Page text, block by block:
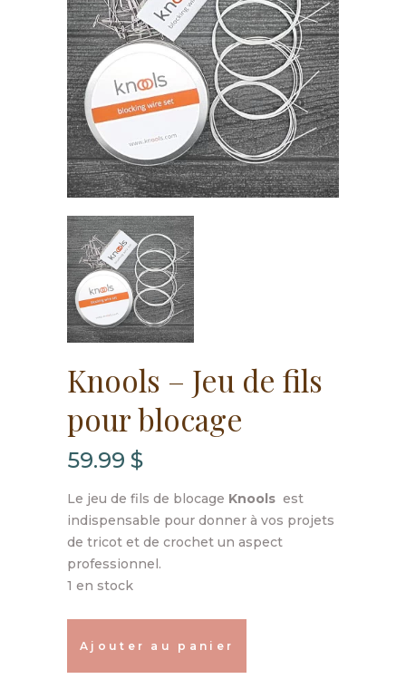
Knools – Jeu de fils
pour blocage
59.99 $
Le jeu de fils de blocage Knools est
indispensable pour donner à vos projets
de tricot et de crochet un aspect
professionnel.
1 en stock
-
Ajouter au panier